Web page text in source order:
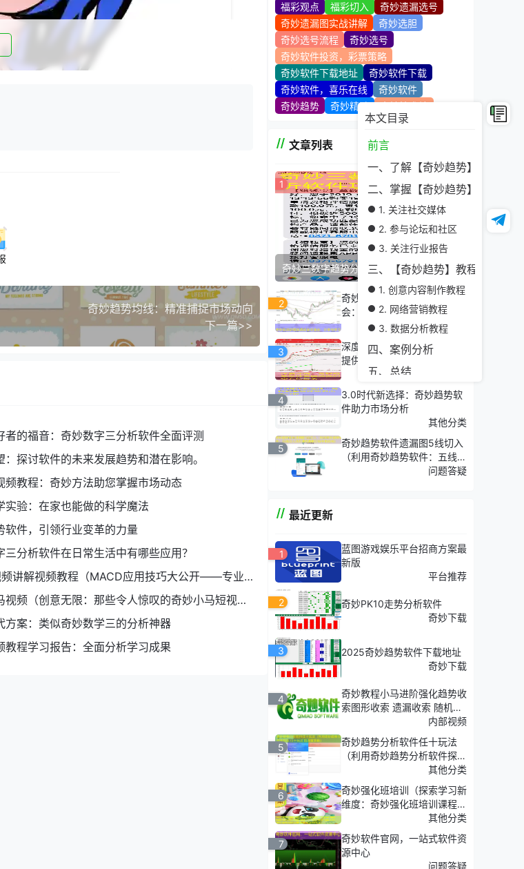
本文目录
前言
一、了解【奇妙趋势】的定义
二、掌握【奇妙趋势】的识别
1. 关注社交媒体
2. 参与论坛和社区
3. 关注行业报告
三、【奇妙趋势】教程解析
1. 创意内容制作教程
2. 网络营销教程
3. 数据分析教程
四、案例分析
五、总结
。这些趋势往往伴随着创新的思维方式、独特的
法。在这些平台上，你不仅可以了解到趋势的细
要途径。
奇妙趋势均线：精准捕捉市场动向
下一篇>>
者的福音：奇妙数字三分析软件全面评测
：探讨软件的未来发展趋势和潜在影响。
频教程：奇妙方法助您掌握市场动态
实验：在家也能做的科学魔法
软件，引领行业变革的力量
三分析软件在日常生活中有哪些应用？
讲解视频教程（MACD应用技巧大公开——专业
）
视频（创意无限：那些令人惊叹的奇妙小马短视频
方案：类似奇妙数学三的分析神器
教程学习报告：全面分析学习成果
福彩观点
福彩切入
奇妙遗漏选号
奇妙遗漏图实战讲解
奇妙选胆
奇妙选号流程
奇妙选号
奇妙软件投资，彩票策略
奇妙软件下载地址
奇妙软件下载
奇妙软件，喜乐在线
奇妙软件
奇妙趋势
奇妙精髓 奇妙技术站
文章列表
1
奇妙三数字趋势分析软件功能介绍
2
奇妙实战讲解实战经验交流
会：分享与学习
热门专题
3
深度评测：奇妙趋势软件官网
提供的全方位服务
4
3.0时代新选择：奇妙趋势软
件助力市场分析
其他分类
5
奇妙趋势软件遗漏图5线切入
（利用奇妙趋势软件：五线切
入法在现代数据分析中的应
问题答疑
最近更新
1
蓝图游戏娱乐平台招商方案最
新版
平台推荐
2
奇妙PK10走势分析软件
奇妙下载
3
2025奇妙趋势软件下载地址
奇妙下载
4
奇妙教程小马进阶强化趋势收
索图形收索 遗漏收索 随机收
内部视频
5
奇妙趋势分析软件任十玩法
（利用奇妙趋势分析软件探
索'任十玩法'的深度策略）
其他分类
6
奇妙强化班培训（探索学习新
维度：奇妙强化班培训课程介
其他分类
7
奇妙软件官网，一站式软件资
源中心
问题答疑